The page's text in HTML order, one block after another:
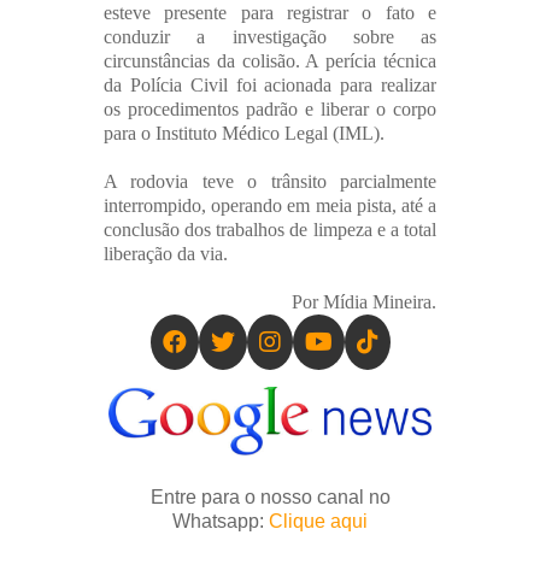
esteve presente para registrar o fato e
conduzir a investigação sobre as
circunstâncias da colisão. A perícia técnica
da Polícia Civil foi acionada para realizar
os procedimentos padrão e liberar o corpo
para o Instituto Médico Legal (IML).
A rodovia teve o trânsito parcialmente
interrompido, operando em meia pista, até a
conclusão dos trabalhos de limpeza e a total
liberação da via.
Por Mídia Mineira.
Entre para o nosso canal no
Whatsapp: Clique aqui